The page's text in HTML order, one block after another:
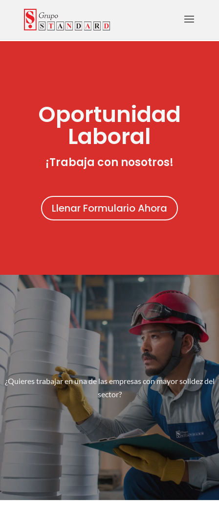
Oportunidad
Laboral
¡Trabaja con nosotros!
Llenar Formulario Ahora
¿Quieres trabajar en una de las empresas con mayor solidez del
sector?